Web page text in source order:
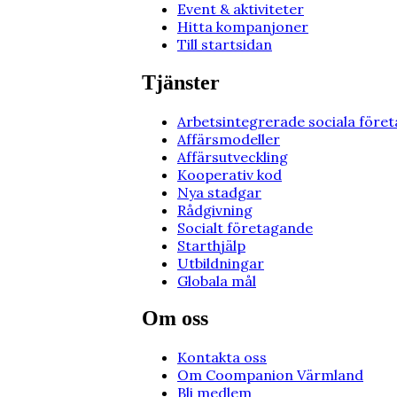
Event & aktiviteter
Hitta kompanjoner
Till startsidan
Tjänster
Arbetsintegrerade sociala
Affärsmodeller
Affärsutveckling
Kooperativ kod
Nya stadgar
Rådgivning
Socialt företagande
Starthjälp
Utbildningar
Globala mål
Om oss
Kontakta oss
Om Coompanion Värmland
Bli medlem